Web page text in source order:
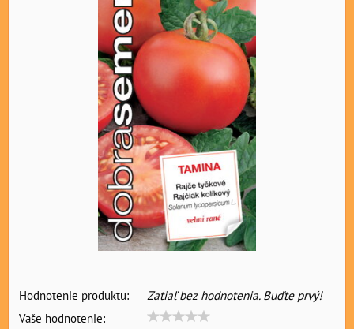
Hodnotenie produktu:
Zatiaľ bez hodnotenia. Buďte prvý!
Vaše hodnotenie: